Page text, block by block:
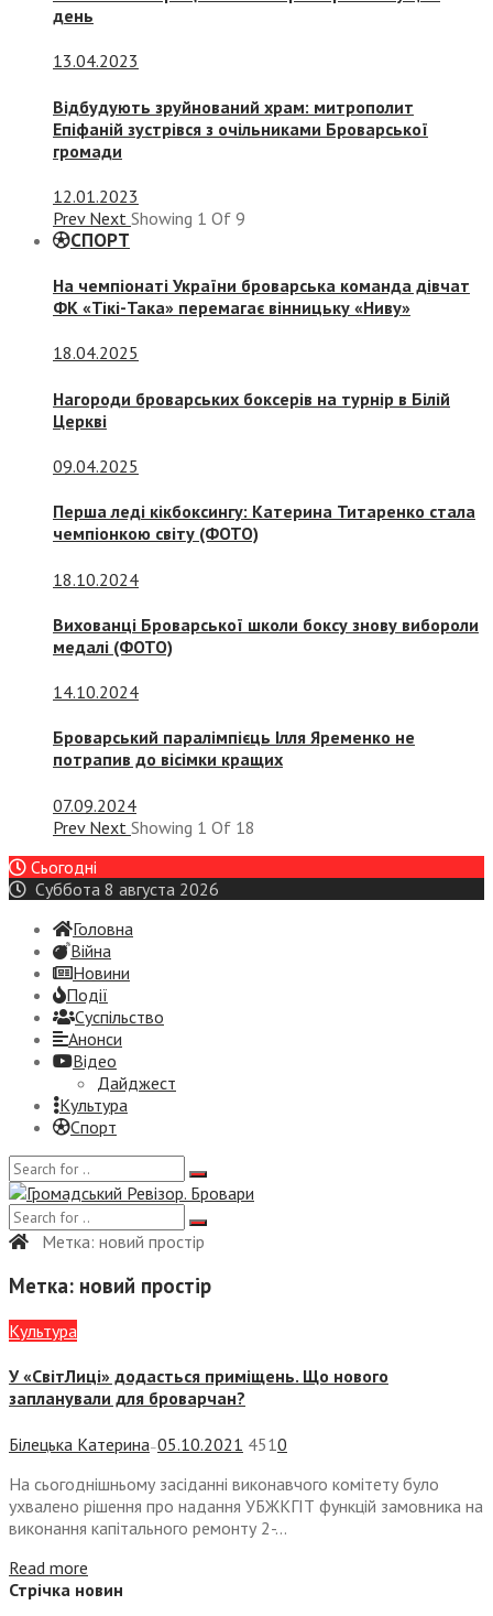
день
13.04.2023
Відбудують зруйнований храм: митрополит
Епіфаній зустрівся з очільниками Броварської
громади
12.01.2023
Prev Next Showing 1 Of 9
СПОРТ
На чемпіонаті України броварська команда дівчат
ФК «Тікі-Така» перемагає вінницьку «Ниву»
18.04.2025
Нагороди броварських боксерів на турнір в Білій
Церкві
09.04.2025
Перша леді кікбоксингу: Катерина Титаренко стала
чемпіонкою світу (ФОТО)
18.10.2024
Вихованці Броварської школи боксу знову вибороли
медалі (ФОТО)
14.10.2024
Броварський паралімпієць Ілля Яременко не
потрапив до вісімки кращих
07.09.2024
Prev Next Showing 1 Of 18
Сьогодні
Суббота 8 августа 2026
Головна
Війна
Новини
Події
Суспiльство
Анонси
Відео
Дайджест
Культура
Спорт
Метка: новий простір
Метка: новий простір
Культура
У «СвітЛиці» додасться приміщень. Що нового
запланували для броварчан?
Білецька Катерина —05.10.2021 4510
На сьогоднішньому засіданні виконавчого комітету було
ухвалено рішення про надання УБЖКГІТ функцій замовника на
виконання капітального ремонту 2-...
Read more
Стрічка новин